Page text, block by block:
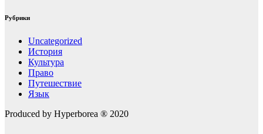
Рубрики
Uncategorized
История
Культура
Право
Путешествие
Язык
Produced by Hyperborea ® 2020